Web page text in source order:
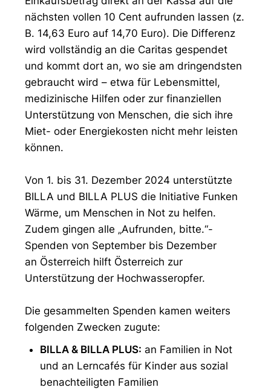
nächsten vollen 10 Cent aufrunden lassen (z.
B. 14,63 Euro auf 14,70 Euro). Die Differenz
wird vollständig an die Caritas gespendet
und kommt dort an, wo sie am dringendsten
gebraucht wird – etwa für Lebensmittel,
medizinische Hilfen oder zur finanziellen
Unterstützung von Menschen, die sich ihre
Miet- oder Energiekosten nicht mehr leisten
können.
Von 1. bis 31. Dezember 2024 unterstützte
BILLA und BILLA PLUS die Initiative Funken
Wärme, um Menschen in Not zu helfen.
Zudem gingen alle „Aufrunden, bitte.“-
Spenden von September bis Dezember
an Österreich hilft Österreich zur
Unterstützung der Hochwasseropfer.
Die gesammelten Spenden kamen weiters
folgenden Zwecken zugute:
BILLA & BILLA PLUS: an Familien in Not
und an Lerncafés für Kinder aus sozial
benachteiligten Familien